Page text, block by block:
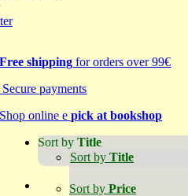
Free shipping for orders over 99€
Secure payments
Shop online epick at bookshop
Sort by Title
Sort by Title
Sort by Price